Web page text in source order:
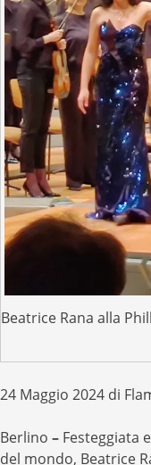
Beatrice Rana alla
24 Maggio 2024 di
Berlino – Festeggiata
del mondo, Beatrice